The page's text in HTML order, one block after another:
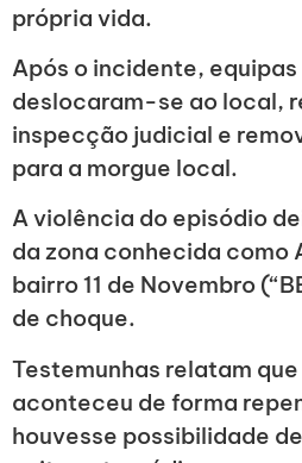
própria vida.
Após o incidente, equipas
deslocaram-se ao local,
inspecção judicial e
para a morgue local.
A violência do episódio
da zona conhecida como
bairro 11 de Novembro
de choque.
Testemunhas relatam
aconteceu de forma
houvesse possibilidade